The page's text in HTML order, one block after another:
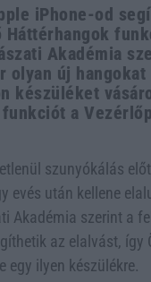
iPhone-od
Akadémia
olyan új
készüléket
a
szunyókálás
evés után kellene
Akadémia szerint a
az elalvást, így
egy ilyen készülékre.